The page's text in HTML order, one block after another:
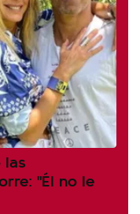
las
"Él no le